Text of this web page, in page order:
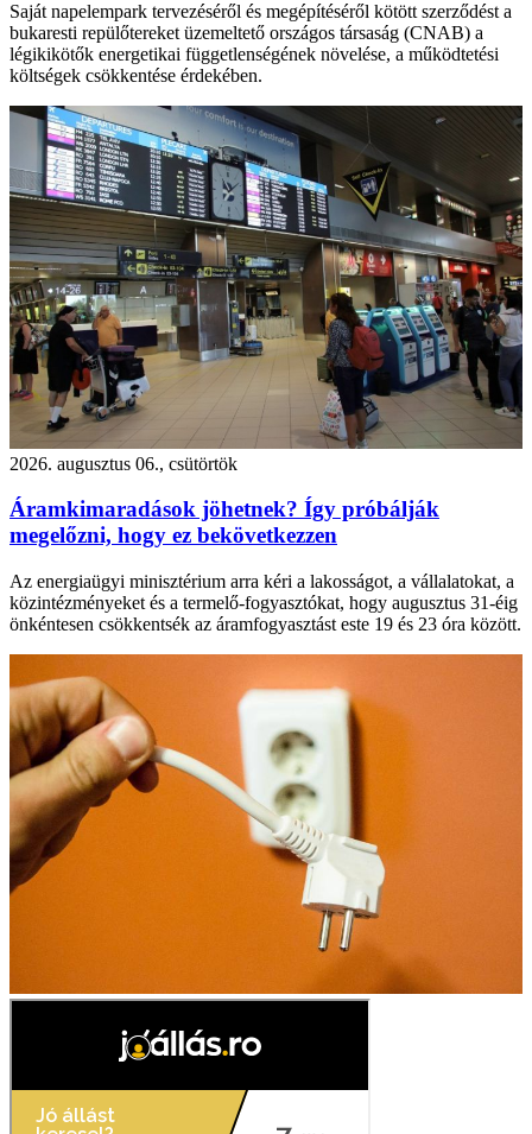
Saját napelempark tervezéséről és megépítéséről kötött szerződést a
bukaresti repülőtereket üzemeltető országos társaság (CNAB) a
légikikötők energetikai függetlenségének növelése, a működtetési
költségek csökkentése érdekében.
2026. augusztus 06., csütörtök
Áramkimaradások jöhetnek? Így próbálják
megelőzni, hogy ez bekövetkezzen
Az energiaügyi minisztérium arra kéri a lakosságot, a vállalatokat, a
közintézményeket és a termelő-fogyasztókat, hogy augusztus 31-éig
önkéntesen csökkentsék az áramfogyasztást este 19 és 23 óra között.